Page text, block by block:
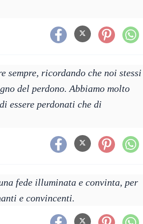
sempre, ricordando che noi stessi
del perdono. Abbiamo molto
essere perdonati che di
fede illuminata e convinta, per
e convincenti.